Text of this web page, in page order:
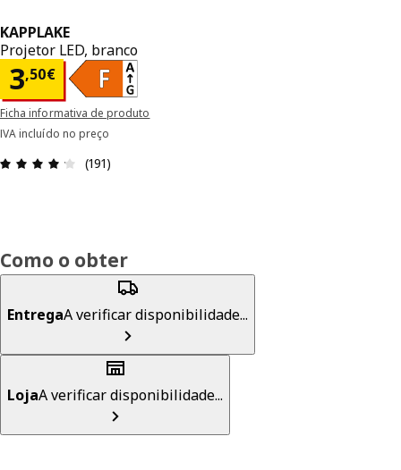
KAPPLAKE
Projetor LED, branco
3,50€
Preço 3,50€
Ficha informativa de produto
IVA incluído no preço
Avaliações: 4.2 de 5 estrelas. Total de
(191)
Como o obter
EntregaA verificar disponibilidade...
LojaA verificar disponibilidade...